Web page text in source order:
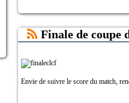
Finale de coupe
Envie de suivre le score du match,